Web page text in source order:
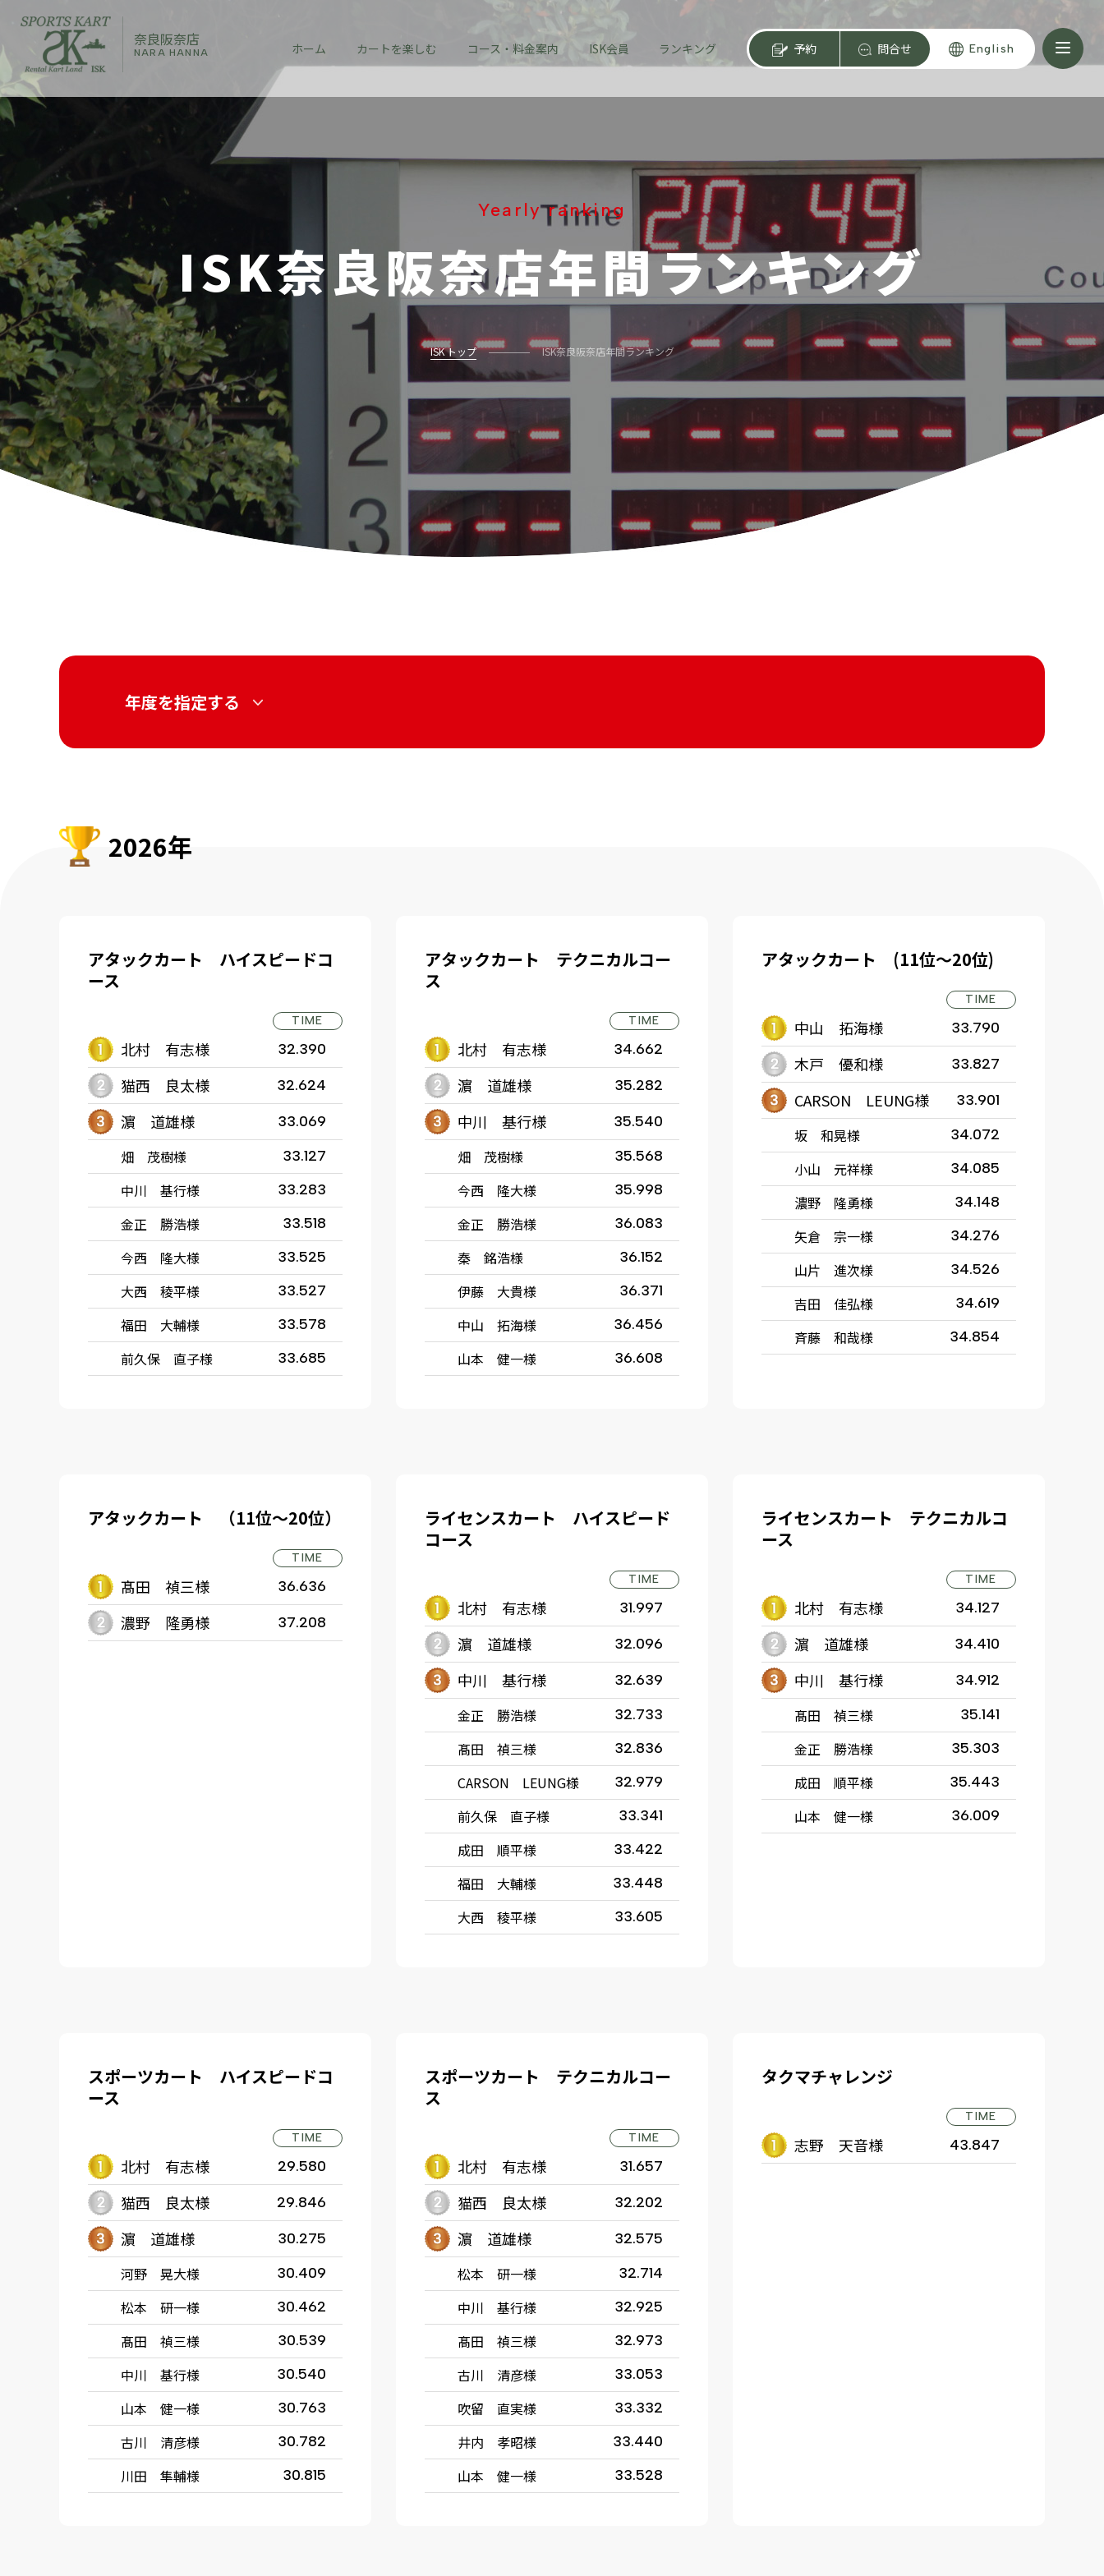
奈良阪奈店
NARA HANNA ホーム カートを楽しむ コース・料金案内 ISK会員 ランキング 予約 問合せ English
Yearly ranking
ISK奈良阪奈店年間ランキング
ISK トップ ISK奈良阪奈店年間ランキング
年度を指定する
2026年
アタックカート ハイスピードコ
ース
TIME
北村 有志様 32.390
猫西 良太様 32.624
濵 道雄様 33.069
畑 茂樹様 33.127
中川 基行様 33.283
金正 勝浩様 33.518
今西 隆大様 33.525
大西 稜平様 33.527
福田 大輔様 33.578
前久保 直子様 33.685
アタックカート テクニカルコー
ス
TIME
北村 有志様 34.662
濵 道雄様 35.282
中川 基行様 35.540
畑 茂樹様 35.568
今西 隆大様 35.998
金正 勝浩様 36.083
秦 銘浩様 36.152
伊藤 大貴様 36.371
中山 拓海様 36.456
山本 健一様 36.608
アタックカート (11位～20位)
TIME
中山 拓海様 33.790
木戸 優和様 33.827
CARSON LEUNG様 33.901
坂 和晃様 34.072
小山 元祥様 34.085
濃野 隆勇様 34.148
矢倉 宗一様 34.276
山片 進次様 34.526
吉田 佳弘様 34.619
斉藤 和哉様 34.854
アタックカート （11位～20位）
TIME
髙田 禎三様 36.636
濃野 隆勇様 37.208
ライセンスカート ハイスピード
コース
TIME
北村 有志様 31.997
濵 道雄様 32.096
中川 基行様 32.639
金正 勝浩様 32.733
髙田 禎三様 32.836
CARSON LEUNG様 32.979
前久保 直子様 33.341
成田 順平様 33.422
福田 大輔様 33.448
大西 稜平様 33.605
ライセンスカート テクニカルコ
ース
TIME
北村 有志様 34.127
濵 道雄様 34.410
中川 基行様 34.912
髙田 禎三様 35.141
金正 勝浩様 35.303
成田 順平様 35.443
山本 健一様 36.009
スポーツカート ハイスピードコ
ース
TIME
北村 有志様 29.580
猫西 良太様 29.846
濵 道雄様 30.275
河野 晃大様 30.409
松本 研一様 30.462
髙田 禎三様 30.539
中川 基行様 30.540
山本 健一様 30.763
古川 清彦様 30.782
川田 隼輔様 30.815
スポーツカート テクニカルコー
ス
TIME
北村 有志様 31.657
猫西 良太様 32.202
濵 道雄様 32.575
松本 研一様 32.714
中川 基行様 32.925
髙田 禎三様 32.973
古川 清彦様 33.053
吹留 直実様 33.332
井内 孝昭様 33.440
山本 健一様 33.528
タクマチャレンジ
TIME
志野 天音様 43.847